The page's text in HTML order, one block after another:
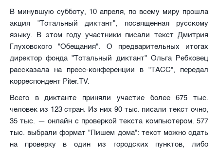
В минувшую субботу, 10 апреля, по всему миру прошла
акция "Тотальный диктант", посвященная русскому
языку. В этом году участники писали текст Дмитрия
Глуховского "Обещания". О предварительных итогах
директор фонда "Тотальный диктант" Ольга Ребковец
рассказала на пресс-конференции в "ТАСС", передал
корреспондент Piter.TV.
Всего в диктанте приняли участие более 675 тыс.
человек из 123 стран. Из них 90 тыс. писали текст очно,
35 тыс. — онлайн с проверкой текста компьютером. 577
тыс. выбрали формат "Пишем дома": текст можно сдать
на проверку в один из городских пунктов, либо